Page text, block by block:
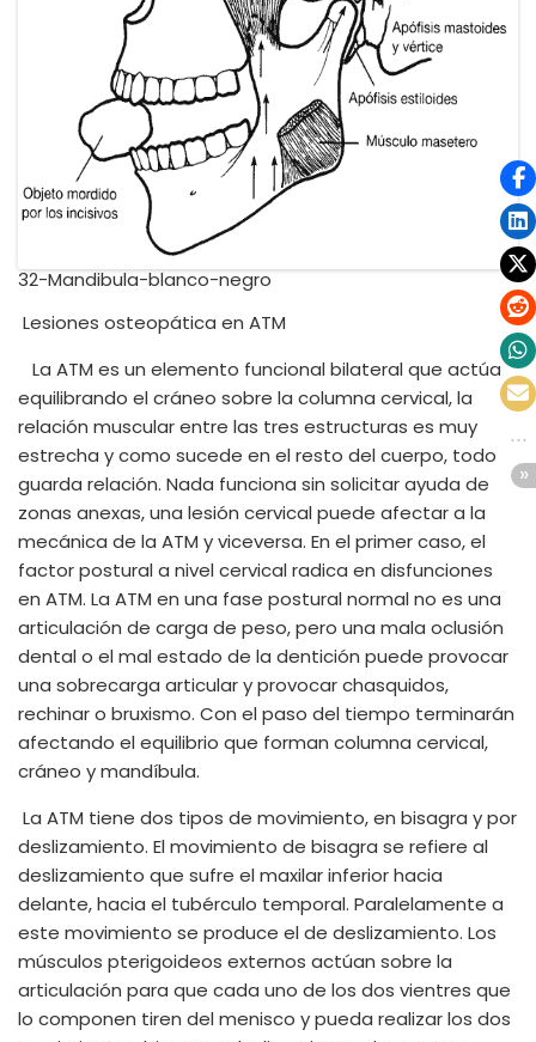
32-Mandibula-blanco-negro
Lesiones osteopática en ATM
La ATM es un elemento funcional bilateral que actúa
equilibrando el cráneo sobre la columna cervical, la
relación muscular entre las tres estructuras es muy
estrecha y como sucede en el resto del cuerpo, todo
guarda relación. Nada funciona sin solicitar ayuda de
zonas anexas, una lesión cervical puede afectar a la
mecánica de la ATM y viceversa. En el primer caso, el
factor postural a nivel cervical radica en disfunciones
en ATM. La ATM en una fase postural normal no es una
articulación de carga de peso, pero una mala oclusión
dental o el mal estado de la dentición puede provocar
una sobrecarga articular y provocar chasquidos,
rechinar o bruxismo. Con el paso del tiempo terminarán
afectando el equilibrio que forman columna cervical,
cráneo y mandíbula.
La ATM tiene dos tipos de movimiento, en bisagra y por
deslizamiento. El movimiento de bisagra se refiere al
deslizamiento que sufre el maxilar inferior hacia
delante, hacia el tubérculo temporal. Paralelamente a
este movimiento se produce el de deslizamiento. Los
músculos pterigoideos externos actúan sobre la
articulación para que cada uno de los dos vientres que
lo componen tiren del menisco y pueda realizar los dos